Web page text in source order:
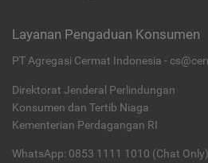
Layanan Pengaduan Konsumen
PT Agregasi Cermat Indonesia -
Direktorat Jenderal Perlindungan
Konsumen dan Tertib Niaga
Kementerian Perdagangan RI
WhatsApp: 0853 1111 1010 (Chat Only)